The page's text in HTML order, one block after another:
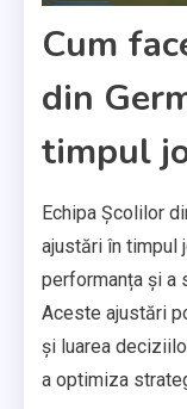
Cum
din
timpul
Echipa Școlilor
ajustări în timpul
performanța și a
Aceste ajustări
și luarea
a optimiza